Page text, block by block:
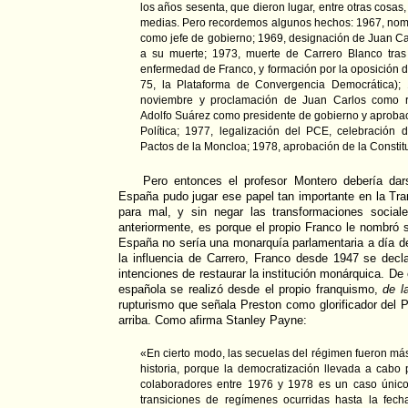
los años sesenta, que dieron lugar, entre otras
medias. Pero recordemos algunos hechos: 1967,
como jefe de gobierno; 1969, designación de Juan
a su muerte; 1973, muerte de Carrero Blanco
enfermedad de Franco, y formación por la oposición
75, la Plataforma de Convergencia
noviembre y proclamación de Juan Carlos como
Adolfo Suárez como presidente de gobierno y
Política; 1977, legalización del PCE, celebración
Pactos de la Moncloa; 1978, aprobación de la
Pero entonces el profesor Montero debería
España pudo jugar ese papel tan importante en la
para mal, y sin negar las transformaciones
anteriormente, es porque el propio Franco le nombró
España no sería una monarquía parlamentaria a día
la influencia de Carrero, Franco desde 1947 se
intenciones de restaurar la institución monárquica.
española se realizó desde el propio franquismo,de
rupturismo que señala Preston como glorificador del
arriba. Como afirma Stanley Payne:
«En cierto modo, las secuelas del régimen fueron
historia, porque la democratización llevada a
colaboradores entre 1976 y 1978 es un caso
transiciones de regímenes ocurridas hasta la